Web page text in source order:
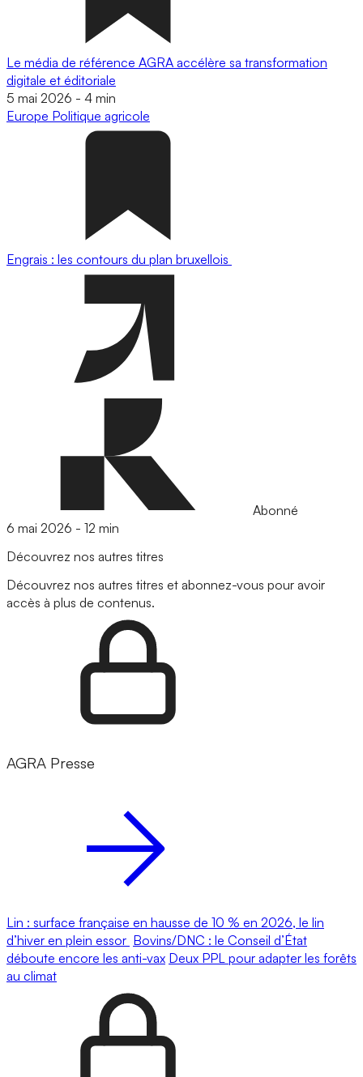
Le média de référence AGRA accélère sa transformation
digitale et éditoriale
5 mai 2026 - 4 min
Europe Politique agricole
Engrais : les contours du plan bruxellois
Abonné
6 mai 2026 - 12 min
Découvrez nos autres titres
Découvrez nos autres titres et abonnez-vous pour avoir
accès à plus de contenus.
AGRA Presse
Lin : surface française en hausse de 10 % en 2026, le lin
d’hiver en plein essor Bovins/DNC : le Conseil d’État
déboute encore les anti-vax Deux PPL pour adapter les forêts
au climat